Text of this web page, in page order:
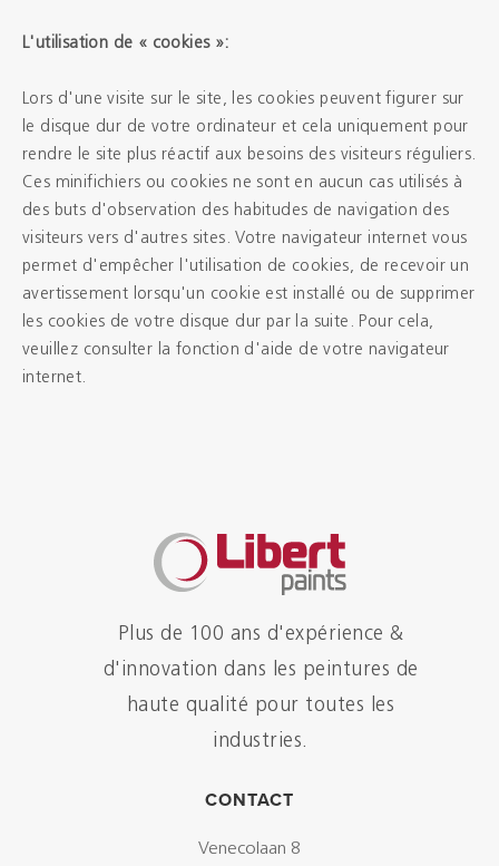
L'utilisation de « cookies »:
Lors d'une visite sur le site, les cookies peuvent figurer sur
le disque dur de votre ordinateur et cela uniquement pour
rendre le site plus réactif aux besoins des visiteurs réguliers.
Ces minifichiers ou cookies ne sont en aucun cas utilisés à
des buts d'observation des habitudes de navigation des
visiteurs vers d'autres sites. Votre navigateur internet vous
permet d'empêcher l'utilisation de cookies, de recevoir un
avertissement lorsqu'un cookie est installé ou de supprimer
les cookies de votre disque dur par la suite. Pour cela,
veuillez consulter la fonction d'aide de votre navigateur
internet.
Plus de 100 ans d'expérience &
d'innovation dans les peintures de
haute qualité pour toutes les
industries.
CONTACT
Venecolaan 8